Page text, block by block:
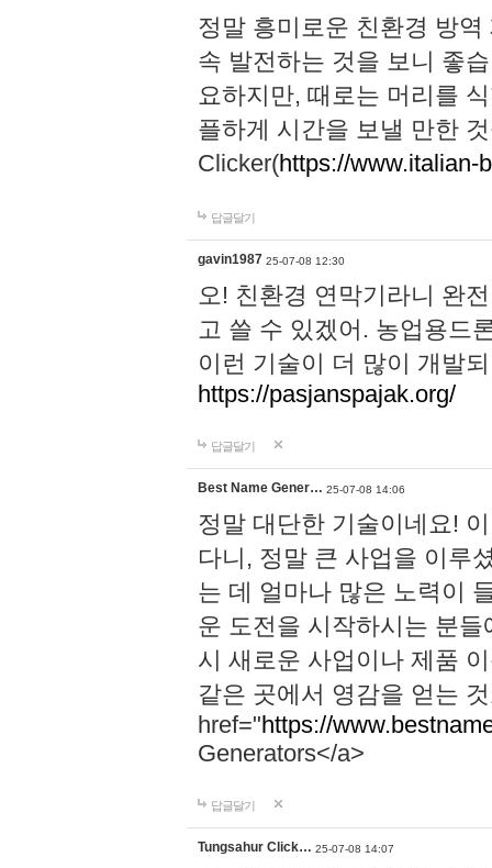
정말 흥미로운 친환경 방
속 발전하는 것을 보니 좋
요하지만, 때로는 머리를
플하게 시간을 보낼 만한
Clicker(https://www.italian-
답글달기
gavin1987 25-07-08 12:30
오! 친환경 연막기라니 완
고 쓸 수 있겠어. 농업용드
이런 기술이 더 많이 개발
https://pasjanspajak.org/
답글달기
Best Name Gener… 25-07-08 14:06
정말 대단한 기술이네요!
다니, 정말 큰 사업을 이루
는 데 얼마나 많은 노력이
운 도전을 시작하시는 분
시 새로운 사업이나 제품
같은 곳에서 영감을 얻는
href="https://
Generators</a>
답글달기
Tungsahur Click… 25-07-08 14:07